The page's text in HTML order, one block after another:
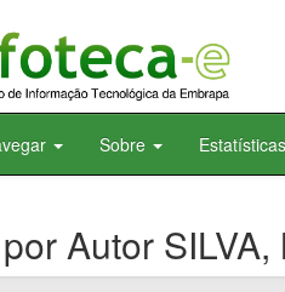
Sobre Estatísticas
Autor SILVA,